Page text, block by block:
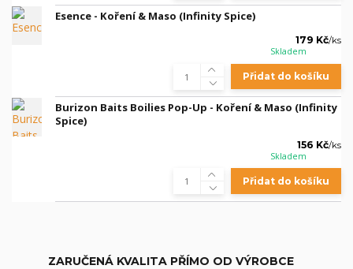
Esence - Koření & Maso (Infinity Spice)
179 Kč/ks
Skladem
Přidat do košíku
Burizon Baits Boilies Pop-Up - Koření & Maso (Infinity
Spice)
156 Kč/ks
Skladem
Přidat do košíku
ZARUČENÁ KVALITA PŘÍMO OD VÝROBCE